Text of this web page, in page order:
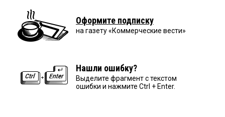
Оформите подписку
на газету «Коммерческие вести»
Нашли ошибку?
Выделите фрагмент с текстом
ошибки и нажмите Ctrl + Enter.